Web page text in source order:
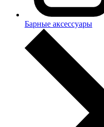
Барные аксессуары